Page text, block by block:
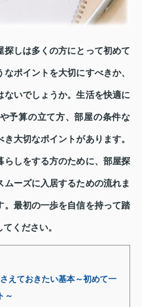
しは多くの方にとって初めて
ポイントを大切にすべきか、
いでしょうか。生活を快適に
予算の立て方、部屋の条件な
大切なポイントがあります。
らしをする方のために、部屋探
ムーズに入居するための流れま
。最初の一歩を自信を持って踏
ください。
えておきたい基本～初めて一
～